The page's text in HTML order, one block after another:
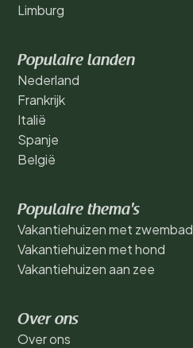
Limburg
Populaire landen
Nederland
Frankrijk
Italië
Spanje
België
Populaire thema's
Vakantiehuizen met zwembad
Vakantiehuizen met hond
Vakantiehuizen aan zee
Over ons
Over ons